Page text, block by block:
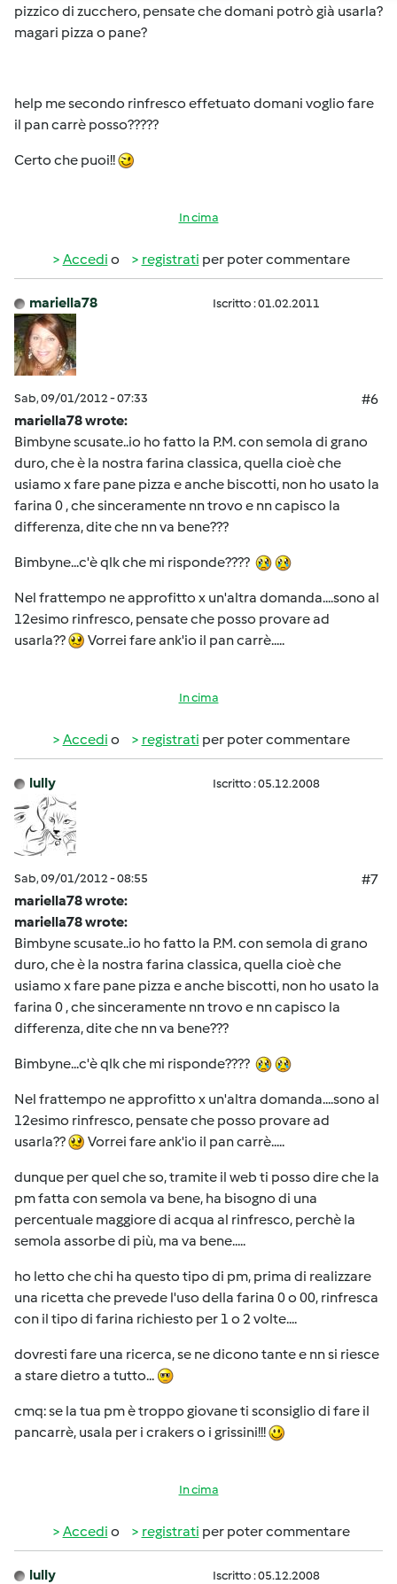
pizzico di zucchero, pensate che domani potrò già usarla?
magari pizza o pane?
help me secondo rinfresco effetuato domani voglio fare
il pan carrè posso?????
Certo che puoi!!
In cima
Accedi o registrati per poter commentare
mariella78 Iscritto : 01.02.2011
Sab, 09/01/2012 - 07:33
#6
mariella78 wrote:
Bimbyne scusate..io ho fatto la P.M. con semola di grano
duro, che è la nostra farina classica, quella cioè che
usiamo x fare pane pizza e anche biscotti, non ho usato la
farina 0 , che sinceramente nn trovo e nn capisco la
differenza, dite che nn va bene???
Bimbyne...c'è qlk che mi risponde????
Nel frattempo ne approfitto x un'altra domanda....sono al
12esimo rinfresco, pensate che posso provare ad
usarla??
Vorrei fare ank'io il pan carrè.....
In cima
Accedi o registrati per poter commentare
lully Iscritto : 05.12.2008
Sab, 09/01/2012 - 08:55
#7
mariella78 wrote:
mariella78 wrote:
Bimbyne scusate..io ho fatto la P.M. con semola di grano
duro, che è la nostra farina classica, quella cioè che
usiamo x fare pane pizza e anche biscotti, non ho usato la
farina 0 , che sinceramente nn trovo e nn capisco la
differenza, dite che nn va bene???
Bimbyne...c'è qlk che mi risponde????
Nel frattempo ne approfitto x un'altra domanda....sono al
12esimo rinfresco, pensate che posso provare ad
usarla??
Vorrei fare ank'io il pan carrè.....
dunque per quel che so, tramite il web ti posso dire che la
pm fatta con semola va bene, ha bisogno di una
percentuale maggiore di acqua al rinfresco, perchè la
semola assorbe di più, ma va bene.....
ho letto che chi ha questo tipo di pm, prima di realizzare
una ricetta che prevede l'uso della farina 0 o 00, rinfresca
con il tipo di farina richiesto per 1 o 2 volte....
dovresti fare una ricerca, se ne dicono tante e nn si riesce
a stare dietro a tutto...
cmq: se la tua pm è troppo giovane ti sconsiglio di fare il
pancarrè, usala per i crakers o i grissini!!!
In cima
Accedi o registrati per poter commentare
lully Iscritto : 05.12.2008